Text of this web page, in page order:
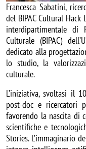
Francesca Sabatini,
del BIPAC Cultural Hack
interdipartimentale di
Culturale (BIPAC)
dedicato alla
lo studio, la
culturale.
L’iniziativa, svoltasi il
post-doc e ricercatori
favorendo la nascita di
scientifiche e
Stories. L’immaginario